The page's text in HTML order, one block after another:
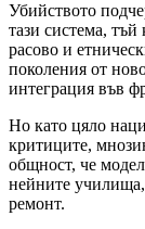
Убийството
тази система, тъй
расово и
поколения от
интеграция във
Но като цяло
критиците,
общност, че
нейните
ремонт.